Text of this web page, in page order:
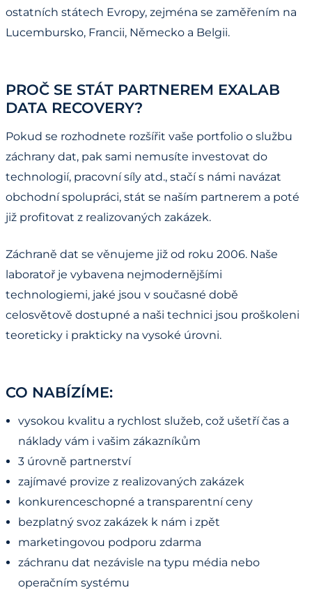
ostatních státech Evropy, zejména se zaměřením na
Lucembursko, Francii, Německo a Belgii.
PROČ SE STÁT PARTNEREM EXALAB
DATA RECOVERY?
Pokud se rozhodnete rozšířit vaše portfolio o službu
záchrany dat, pak sami nemusíte investovat do
technologií, pracovní síly atd., stačí s námi navázat
obchodní spolupráci, stát se naším partnerem a poté
již profitovat z realizovaných zakázek.
Záchraně dat se věnujeme již od roku 2006. Naše
laboratoř je vybavena nejmodernějšími
technologiemi, jaké jsou v současné době
celosvětově dostupné a naši technici jsou proškoleni
teoreticky i prakticky na vysoké úrovni.
CO NABÍZÍME:
vysokou kvalitu a rychlost služeb, což ušetří čas a
náklady vám i vašim zákazníkům
3 úrovně partnerství
zajímavé provize z realizovaných zakázek
konkurenceschopné a transparentní ceny
bezplatný svoz zakázek k nám i zpět
marketingovou podporu zdarma
záchranu dat nezávisle na typu média nebo
operačním systému